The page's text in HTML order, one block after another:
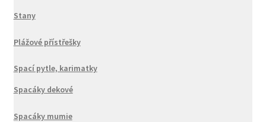
Stany
Plážové přístřešky
Spací pytle, karimatky
Spacáky dekové
Spacáky mumie